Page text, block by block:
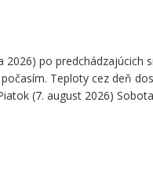
po predchádzajúcich
Teploty cez deň
(7. august 2026)